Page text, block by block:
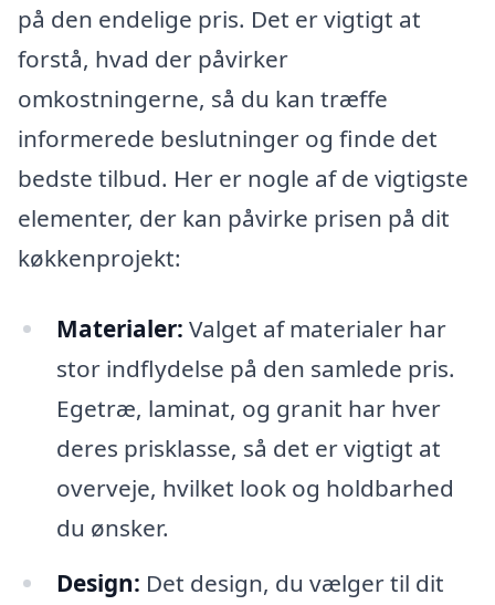
på den endelige pris. Det er vigtigt at
forstå, hvad der påvirker
omkostningerne, så du kan træffe
informerede beslutninger og finde det
bedste tilbud. Her er nogle af de vigtigste
elementer, der kan påvirke prisen på dit
køkkenprojekt:
Materialer: Valget af materialer har
stor indflydelse på den samlede pris.
Egetræ, laminat, og granit har hver
deres prisklasse, så det er vigtigt at
overveje, hvilket look og holdbarhed
du ønsker.
Design: Det design, du vælger til dit